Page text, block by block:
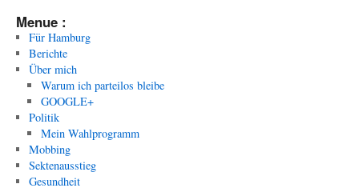
Menue :
Für Hamburg
Berichte
Über mich
Warum ich parteilos bleibe
GOOGLE+
Politik
Mein Wahlprogramm
Mobbing
Sektenausstieg
Gesundheit